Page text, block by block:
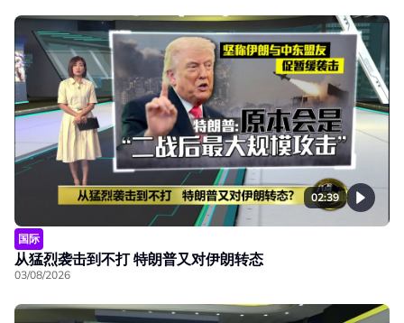
02:39
国际
从猛烈袭击到不打 特朗普又对伊朗转态
03/08/2026